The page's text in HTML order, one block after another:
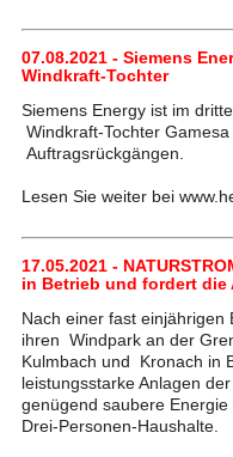
07.08.2021 - Siemens
Windkraft-Tochter
Siemens Energy ist im
Windkraft-Tochter
Auftragsrückgängen.
Lesen Sie weiter bei
17.05.2021 -
in Betrieb und fordert die
Nach einer fast einjährigen
ihren Windpark an der
Kulmbach und Kronach in
leistungsstarke Anlagen
genügend saubere
Drei-Personen-Haushalte.